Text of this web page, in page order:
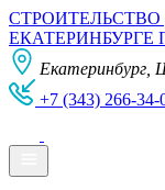
ЕКАТЕРИНБУРГЕ
Екатеринбург,
+7 (343) 266-34-